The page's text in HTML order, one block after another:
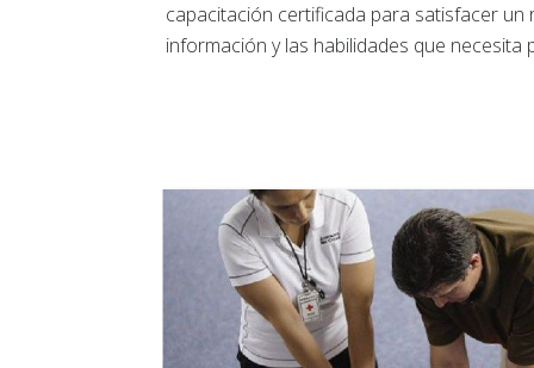
capacitación certificada para satisfacer
información y las habilidades que